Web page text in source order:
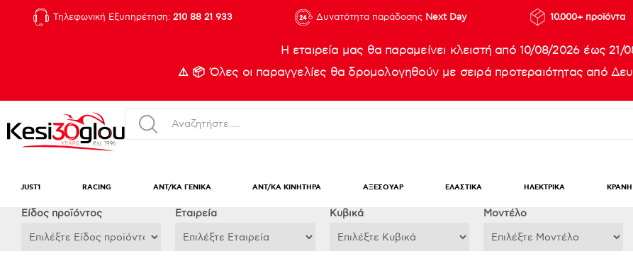
Τηλεφωνική Εξυπηρέτηση: 210 88 21 933 Δυνατότητα παράδοσης Next Day 10.000+ προϊόντα
Η εταιρεία μας θα παραμείνει κλειστή από 10/08/2026 έως 21/
⚠️ 📦 Όλες οι παραγγελίες θα δρομολογηθούν με σειρά προτεραιότητας από
JUST1 RACING ΑΝΤ/ΚΑ ΓΕΝΙΚΑ ΑΝΤ/ΚΑ ΚΙΝΗΤΗΡΑ ΑΞΕΣΟΥΑΡ ΕΛΑΣΤΙΚΑ ΗΛΕΚΤΡΙΚΑ ΚΡΑΝΗ
Eίδος προϊόντος Εταιρεία Κυβικά Μοντέλο